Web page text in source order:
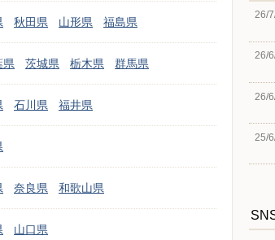
秋田県 山形県 福島県
県 茨城県 栃木県 群馬県
石川県 福井県
奈良県 和歌山県
山口県
26/
26/
26/
25/